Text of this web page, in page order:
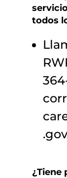
todos
¿Tiene